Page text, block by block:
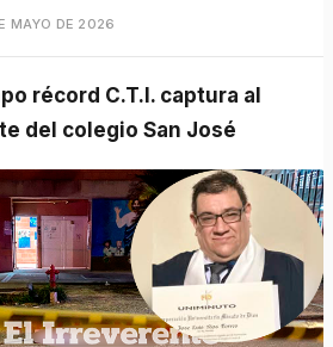
MAYO DE 2026
del colegio San José